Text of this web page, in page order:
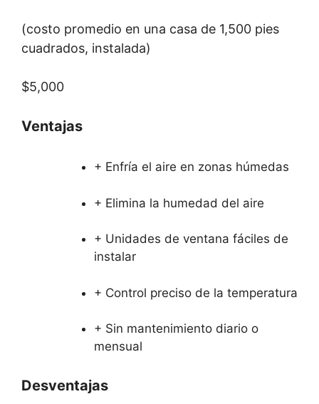
(costo promedio en una casa de 1,500 pies
cuadrados, instalada)
$5,000
Ventajas
+ Enfría el aire en zonas húmedas
+ Elimina la humedad del aire
+ Unidades de ventana fáciles de
instalar
+ Control preciso de la temperatura
+ Sin mantenimiento diario o
mensual
Desventajas